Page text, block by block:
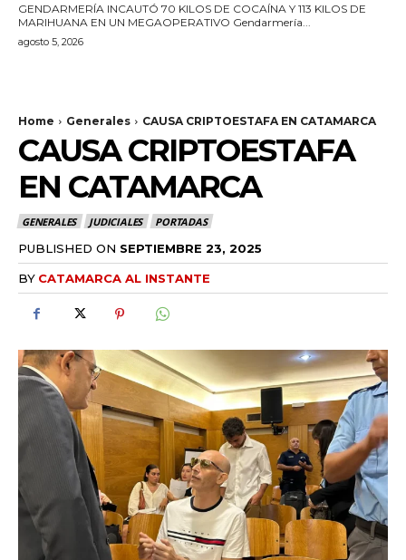
GENDARMERÍA INCAUTÓ 70 KILOS DE COCAÍNA Y 113 KILOS DE
MARIHUANA EN UN MEGAOPERATIVO Gendarmería...
agosto 5, 2026